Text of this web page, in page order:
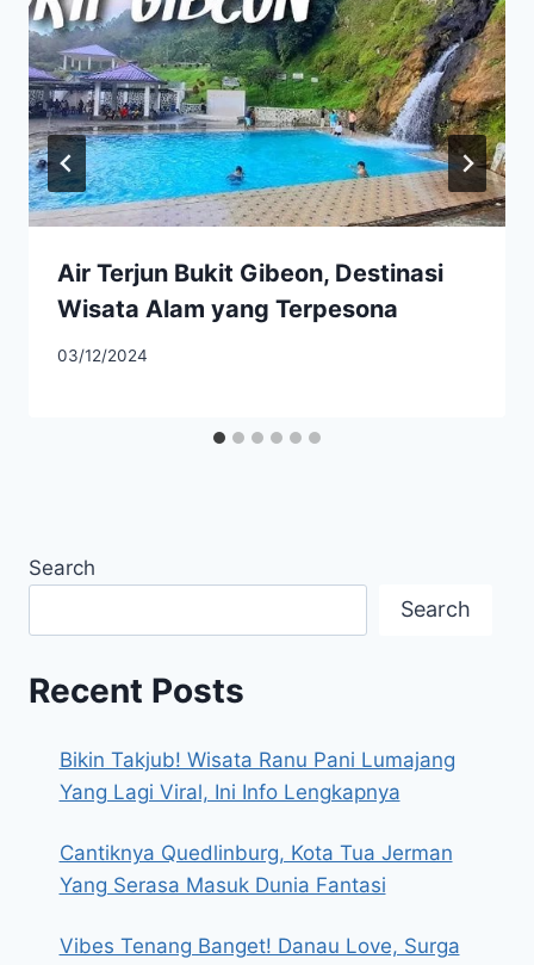
​Air Terjun Bukit Gibeon, Destinasi
Wisata Alam yang Terpesona
03/12/2024
Search
Search
Recent Posts
Bikin Takjub! Wisata Ranu Pani Lumajang
Yang Lagi Viral, Ini Info Lengkapnya
Cantiknya Quedlinburg, Kota Tua Jerman
Yang Serasa Masuk Dunia Fantasi
Vibes Tenang Banget! Danau Love, Surga